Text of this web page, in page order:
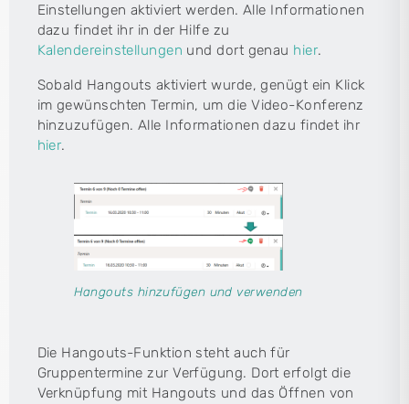
Einstellungen aktiviert werden. Alle Informationen
dazu findet ihr in der Hilfe zu
Kalendereinstellungen und dort genau hier.
Sobald Hangouts aktiviert wurde, genügt ein Klick
im gewünschten Termin, um die Video-Konferenz
hinzuzufügen. Alle Informationen dazu findet ihr
hier.
Hangouts hinzufügen und verwenden
Die Hangouts-Funktion steht auch für
Gruppentermine zur Verfügung. Dort erfolgt die
Verknüpfung mit Hangouts und das Öffnen von